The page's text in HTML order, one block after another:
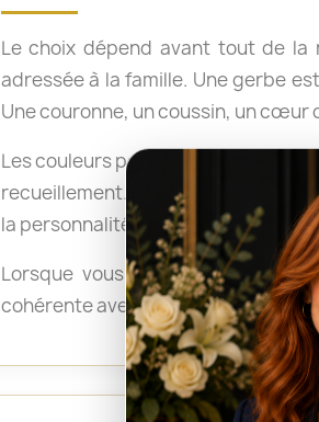
Le choix dépend avant tout de la
adressée à la famille. Une gerbe
Une couronne, un coussin, un
Les couleurs peuvent également
recueillement. Les tons pastel
la personnalité du défunt ou
Lorsque vous ne savez pas
cohérente avec le lieu, le